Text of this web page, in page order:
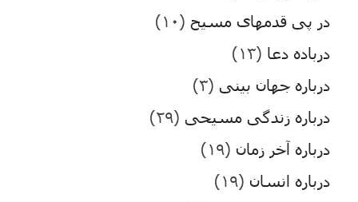
در پی قدمهای مسیح (۱۰)
درباده دعا (۱۳)
درباره جهان بینی (۳)
درباره زندگی مسیحی (۲۹)
درباره آخر زمان (۱۹)
درباره انسان (۱۹)